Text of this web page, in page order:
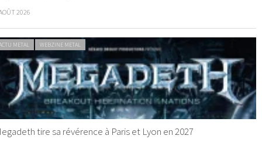
2026
METAL WEBZINE METAL
tire sa révérence à Paris et Lyon en 2027